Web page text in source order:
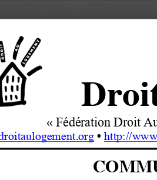
« Fédération Droit
• http://